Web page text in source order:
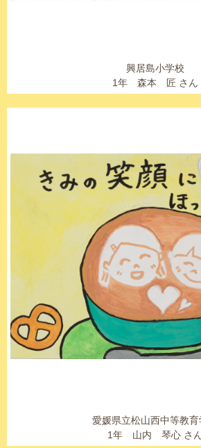
興居島小学校
1年 森本 匠 さん
愛媛県立松山西中等教育
1年 山内 琴心 さ